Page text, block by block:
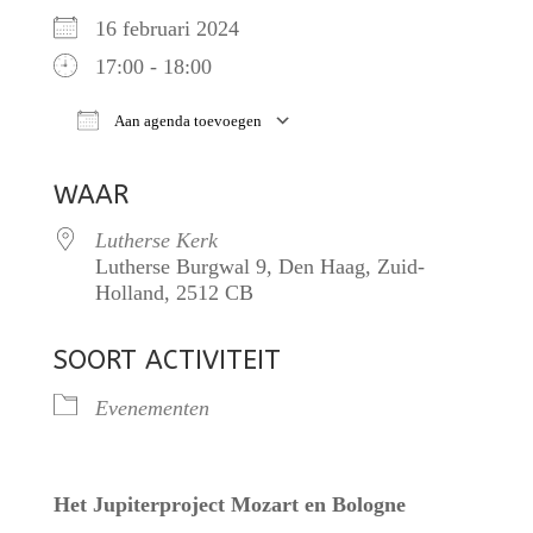
16 februari 2024
17:00 - 18:00
Aan agenda toevoegen
WAAR
Lutherse Kerk
Lutherse Burgwal 9, Den Haag, Zuid-
Holland, 2512 CB
SOORT ACTIVITEIT
Evenementen
Het Jupiterproject Mozart en Bologne